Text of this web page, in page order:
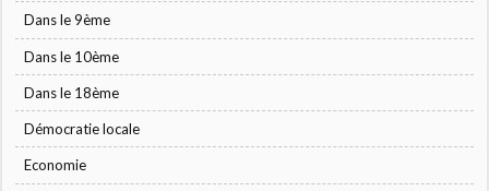
Dans le 9ème
Dans le 10ème
Dans le 18ème
Démocratie locale
Economie